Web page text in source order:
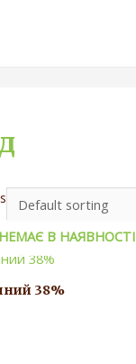
НЕМАЄ В НАЯВНОСТІ
38%